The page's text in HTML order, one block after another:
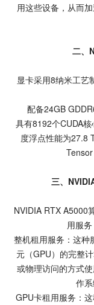
用这些设备，从而
二、
显卡采用8纳米工艺
配备24GB
具有8192个CUDA
度浮点性能为27.8
三、
NVIDIA RTX A5000
用服
整机租用服务：这种
元（GPU）的完整
或物理访问的方式
作
GPU卡租用服务：